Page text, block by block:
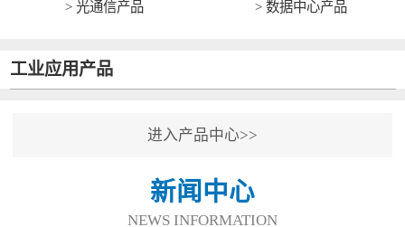
> 光通信产品 > 数据中心产品
工业应用产品
进入产品中心>>
新闻中心
NEWS INFORMATION